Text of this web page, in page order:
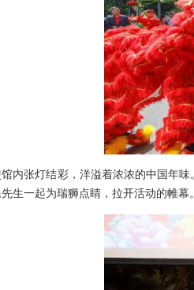
馆内张灯结彩，洋溢着浓浓的中国年
生一起为瑞狮点睛，拉开活动的帷幕。